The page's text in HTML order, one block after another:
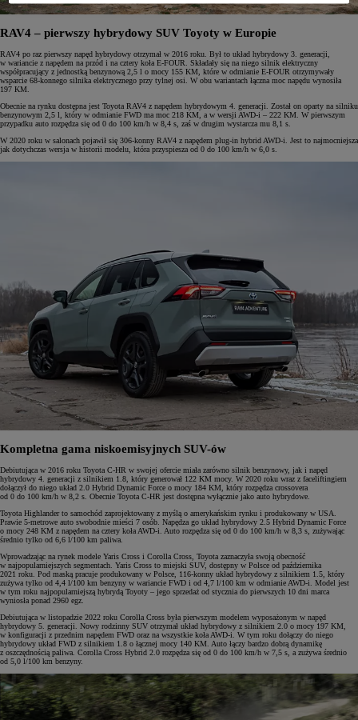
RAV4 – pierwszy hybrydowy SUV Toyoty w Europie
RAV4 po raz pierwszy napęd hybrydowy otrzymał w 2016 roku. Był to układ hybrydowy 3. generacji,
w wariancie z napędem na przód i na cztery koła E-FOUR. Składały się na niego silnik elektryczny
współpracujący z jednostką benzynową 2,5 l o mocy 155 KM, które w odmianie E-FOUR otrzymywały
wsparcie 68-konnego silnika elektrycznego przy tylnej osi. W obu wariantach łączna moc napędu wynosiła
197 KM.
Obecnie na rynku dostępna jest Toyota RAV4 z napędem hybrydowym 4. generacji. Został on oparty na silniku
benzynowym 2,5 l, który w odmianie FWD ma moc 218 KM, a w wersji AWD-i – 222 KM. W pierwszym
przypadku auto rozpędza się od 0 do 100 km/h w 8,4 s, zaś w drugim wystarcza mu 8,1 s.
W 2020 roku w salonach pojawił się 306-konny RAV4 z napędem plug-in hybrid AWD-i. Jest to najmocniejsza
jak dotychczas wersja w historii modelu, która przyspiesza od 0 do 100 km/h w 6,0 s.
Kompletna gama niskoemisyjnych SUV-ów
Debiutująca w 2016 roku Toyota C-HR w swojej ofercie miała zarówno silnik benzynowy, jak i napęd
hybrydowy 4. generacji z silnikiem 1.8, który generował 122 KM mocy. W 2020 roku wraz z faceliftingiem
dołączył do niego układ 2.0 Hybrid Dynamic Force o mocy 184 KM, który rozpędza crossovera
od 0 do 100 km/h w 8,2 s. Obecnie Toyota C-HR jest dostępna wyłącznie jako auto hybrydowe.
Toyota Highlander to samochód zaprojektowany z myślą o amerykańskim rynku i produkowany w USA.
Prawie 5-metrowe auto swobodnie mieści 7 osób. Napędza go układ hybrydowy 2.5 Hybrid Dynamic Force
o mocy 248 KM z napędem na cztery koła AWD-i. Auto rozpędza się od 0 do 100 km/h w 8,3 s, zużywając
średnio tylko od 6,6 l/100 km paliwa.
Wprowadzając na rynek modele Yaris Cross i Corolla Cross, Toyota zaznaczyła swoją obecność
w najpopularniejszych segmentach. Yaris Cross to miejski SUV, dostępny w Polsce od października
2021 roku. Pod maską pracuje produkowany w Polsce, 116-konny układ hybrydowy z silnikiem 1.5, który
zużywa tylko od 4,4 l/100 km benzyny w wariancie FWD i od 4,7 l/100 km w odmianie AWD-i. Model jest
w tym roku najpopularniejszą hybrydą Toyoty – jego sprzedaż od stycznia do pierwszych 10 dni marca
wyniosła ponad 2960 egz.
Debiutująca w listopadzie 2022 roku Corolla Cross była pierwszym modelem wyposażonym w napęd
hybrydowy 5. generacji. Nowy rodzinny SUV otrzymał układ hybrydowy z silnikiem 2.0 o mocy 197 KM,
w konfiguracji z przednim napędem FWD oraz na wszystkie koła AWD-i. W tym roku dołączy do niego
hybrydowy układ FWD z silnikiem 1.8 o łącznej mocy 140 KM. Auto łączy bardzo dobrą dynamikę
z oszczędnością paliwa. Corolla Cross Hybrid 2.0 rozpędza się od 0 do 100 km/h w 7,5 s, a zużywa średnio
od 5,0 l/100 km benzyny.